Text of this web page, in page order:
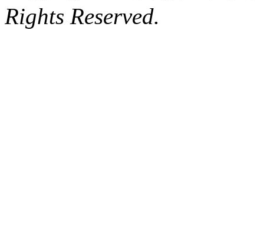
Rights Reserved.